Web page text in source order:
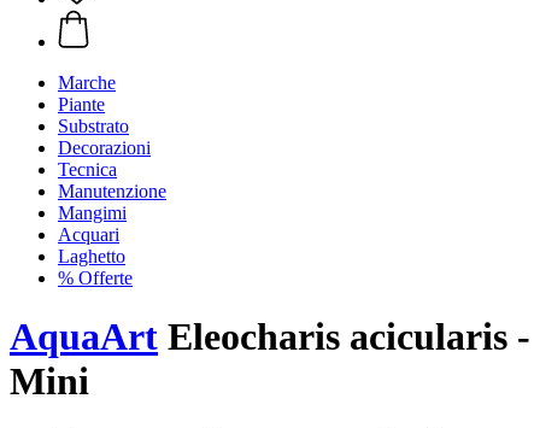
Marche
Piante
Substrato
Decorazioni
Tecnica
Manutenzione
Mangimi
Acquari
Laghetto
% Offerte
AquaArt Eleocharis acicularis -
Mini